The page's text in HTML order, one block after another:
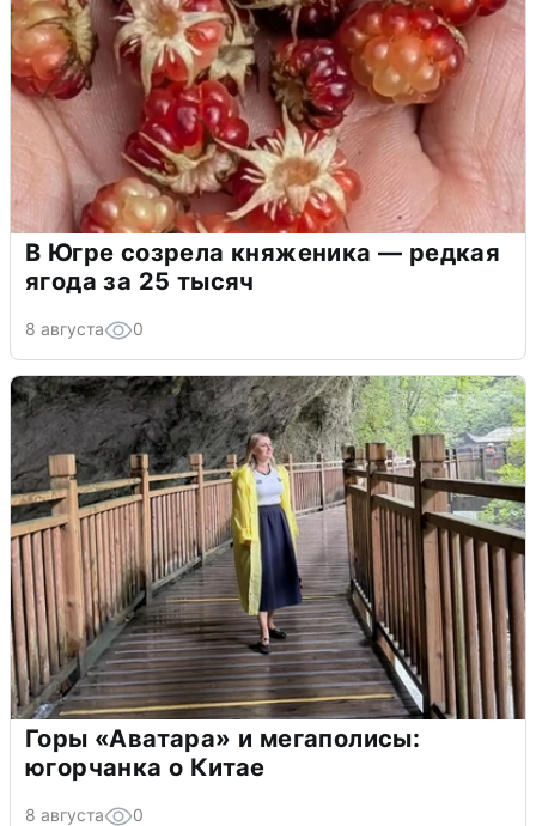
В Югре созрела княженика — редкая
ягода за 25 тысяч
8 августа 0
Горы «Аватара» и мегаполисы:
югорчанка о Китае
8 августа 0